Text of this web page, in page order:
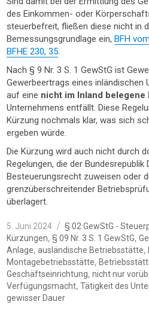
des Einkommen- oder
steuerbefreit, fließen diese nicht in
Bemessungsgrundlage ein,BFH
BFHE 230, 35.
Nach § 9 Nr. 3 S. 1 GewStG ist
Gewerbeertrags eines inländischen
auf eine nicht im Inland belegene
Unternehmens entfällt. Diese
Kürzung nochmals klar, was sich
ergeben würde.
Die Kürzung wird auch nicht durch
Regelungen, die der Bundesrepublik
Besteuerungsrecht zuweisen oder
grenzüberschreitender
überlagert.
Veröffentlicht
am
5. Juni 2024 Kategorien
§ 02 GewStG -
Kürzungen,§ 09 Nr. 3 S. 1 GewStG,
Anlage,ausländische Betriebsstätte,
Montagebetriebsstätte,
Geschäftseinrichtung,nicht nur
Verfügungsmacht,Tätigkeit des
gewisser Dauer